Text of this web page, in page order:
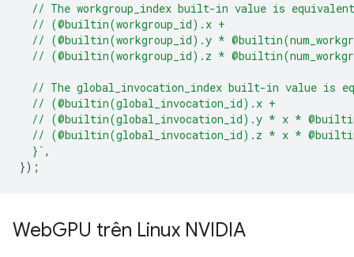
// The workgroup_index built-in value is
  // (@builtin(workgroup_id).x +
// (@builtin(workgroup_id).y *
// (@builtin(workgroup_id).z *
// The global_invocation_index built-in value is
  // (@builtin(global_invocation_id).x +
// (@builtin(global_invocation_id).y * x *
// (@builtin(global_invocation_id).z * x *
  }`
,
});
WebGPU trên Linux NVIDIA